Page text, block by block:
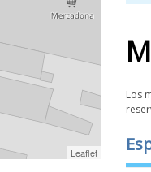
Leaflet
Los